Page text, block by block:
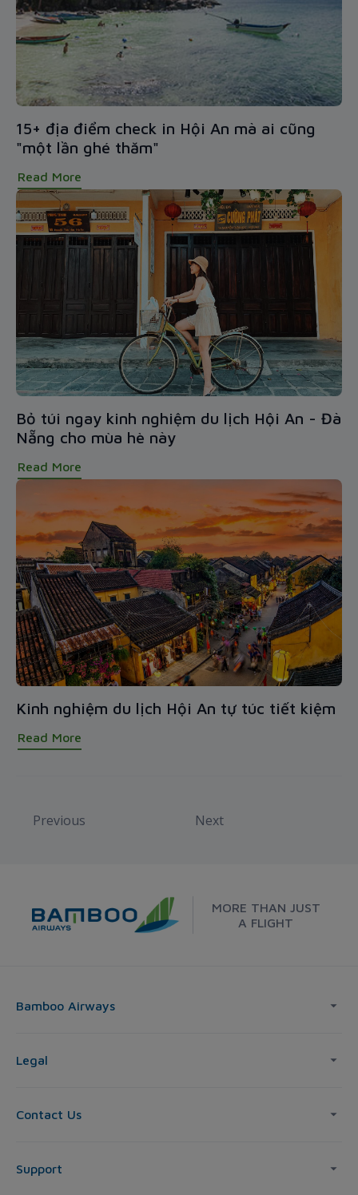
15+ địa điểm check in Hội An mà ai cũng
"một lần ghé thăm"
Read More
Bỏ túi ngay kinh nghiệm du lịch Hội An - Đà
Nẵng cho mùa hè này
Read More
Kinh nghiệm du lịch Hội An tự túc tiết kiệm
Read More
Previous Next
MORE THAN JUST
A FLIGHT
Bamboo Airways
Legal
Contact Us
Support